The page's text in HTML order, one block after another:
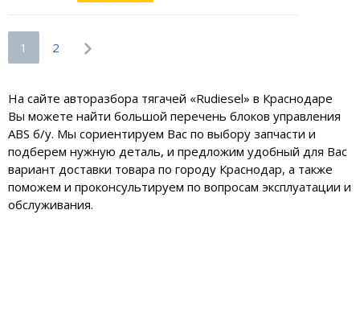
1 2
На сайте авторазбора тягачей «Rudiesel» в Краснодаре
Вы можете найти большой перечень блоков управления
ABS б/у. Мы сориентируем Вас по выбору запчасти и
подберем нужную деталь, и предложим удобный для Вас
вариант доставки товара по городу Краснодар, а также
поможем и проконсультируем по вопросам эксплуатации и
обслуживания.